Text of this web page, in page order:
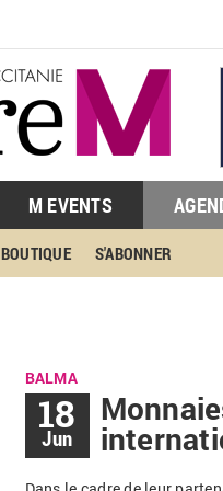
M EVENTS
BOUTIQUE S'ABONNER
BALMA
18
Jun